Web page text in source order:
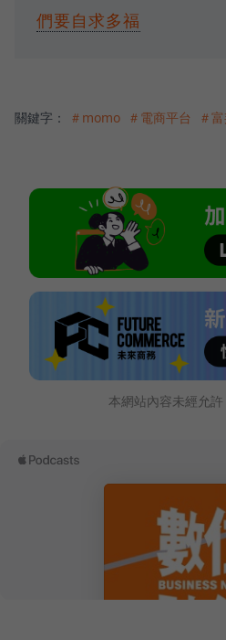
們要自求多福
關鍵字： ＃momo ＃電商平台 ＃
本網站內容未經允許